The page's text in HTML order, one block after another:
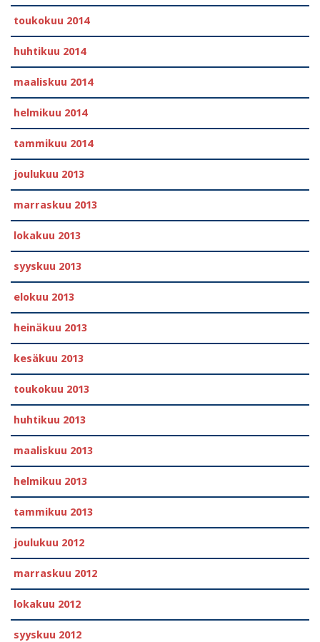
toukokuu 2014
huhtikuu 2014
maaliskuu 2014
helmikuu 2014
tammikuu 2014
joulukuu 2013
marraskuu 2013
lokakuu 2013
syyskuu 2013
elokuu 2013
heinäkuu 2013
kesäkuu 2013
toukokuu 2013
huhtikuu 2013
maaliskuu 2013
helmikuu 2013
tammikuu 2013
joulukuu 2012
marraskuu 2012
lokakuu 2012
syyskuu 2012